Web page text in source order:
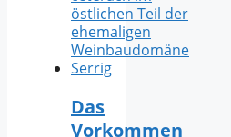
Das
Vorkommen